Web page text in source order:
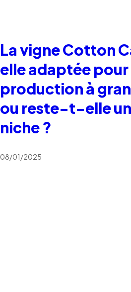
La vigne Cotton
elle adaptée pour
production à
ou reste-t-elle
niche ?
08/01/2025